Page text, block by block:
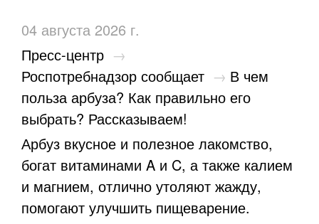
04 августа 2026 г.
Пресс-центр →
Роспотребнадзор сообщает → ​В чем
польза арбуза? Как правильно его
выбрать? Рассказываем!
Арбуз вкусное и полезное лакомство,
богат витаминами A и C, а также калием
и магнием, отлично утоляют жажду,
помогают улучшить пищеварение.